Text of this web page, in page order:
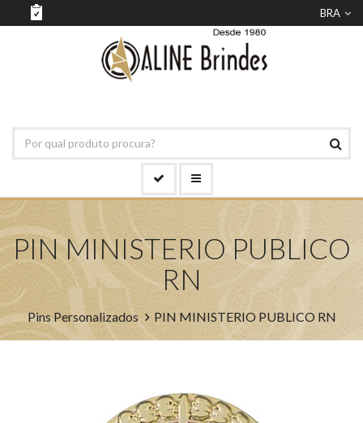
BRA
PIN MINISTERIO PUBLICO
RN
Pins Personalizados PIN MINISTERIO PUBLICO RN